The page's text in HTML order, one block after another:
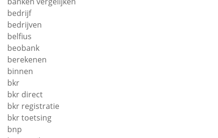
bedrijf
bedrijven
belfius
beobank
berekenen
binnen
bkr
bkr direct
bkr registratie
bkr toetsing
bnp